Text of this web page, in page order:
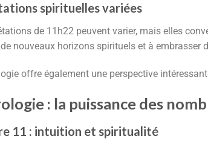
spirituelles variées
de 11h22 peuvent varier, mais elles
de nouveaux horizons spirituels et à
offre également une perspective
: la puissance des
11 : intuition et spiritualité